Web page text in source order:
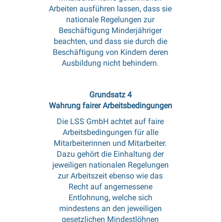
Arbeiten ausführen lassen, dass sie
nationale Regelungen zur
Beschäftigung Minderjähriger
beachten, und dass sie durch die
Beschäftigung von Kindern deren
Ausbildung nicht behindern.
Grundsatz 4
Wahrung fairer Arbeitsbedingungen
Die LSS GmbH achtet auf faire
Arbeitsbedingungen für alle
Mitarbeiterinnen und Mitarbeiter.
Dazu gehört die Einhaltung der
jeweiligen nationalen Regelungen
zur Arbeitszeit ebenso wie das
Recht auf angemessene
Entlohnung, welche sich
mindestens an den jeweiligen
gesetzlichen Mindestlöhnen